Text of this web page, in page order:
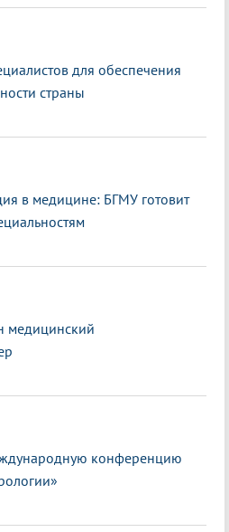
для обеспечения
страны
в медицине: БГМУ готовит
медицинский
конференцию